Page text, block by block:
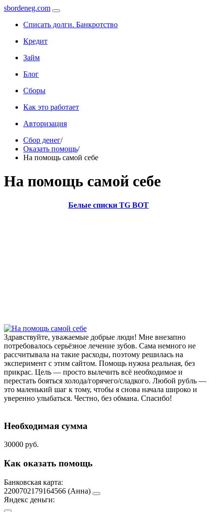
sbordeneg.com
Списать долги. Банкротство
Кредит
Займ
Блог
Сборы
Как это работает
Авторизация
Сбор денег/
Оказать помощь/
На помощь самой себе
На помощь самой себе
Белые списки TG BOT
Здравствуйте, уважаемые добрые люди! Мне внезапно
потребовалось серьёзное лечение зубов. Сама немного не
рассчитывала на такие расходы, поэтому решилась на
эксперимент с этим сайтом. Помощь нужна реальная, без
прикрас. Цель — просто вылечить всё необходимое и
перестать бояться холода/горячего/сладкого. Любой рубль —
это маленький шаг к тому, чтобы я снова начала широко и
уверенно улыбаться. Честно, без обмана. Спасибо!
Необходимая сумма
30000 руб.
Как оказать помощь
Банковская карта:
2200702179164566 (Анна)
Яндекс деньги: